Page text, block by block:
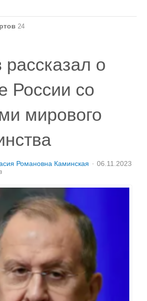
24
о
России со
мирового
Романовна Каминская
06.11.2023